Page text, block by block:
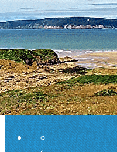
Cliquez pour éditer